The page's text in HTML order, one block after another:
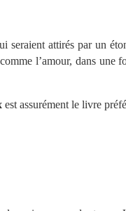
seraient attirés par un
l’amour, dans une
est assurément le livre